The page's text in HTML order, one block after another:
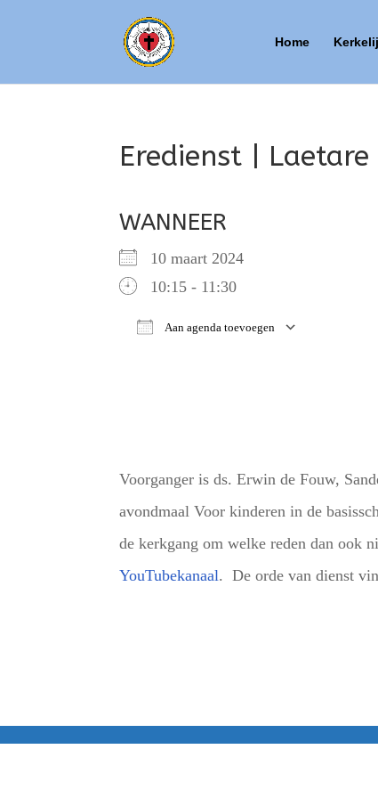
Home
Eredienst | Laetare
WANNEER
10 maart 2024
10:15 - 11:30
Aan agenda toevoegen
Voorganger is ds. Erwin de Fouw,
avondmaal Voor kinderen in de
de kerkgang om welke reden dan ook
YouTubekanaal. De orde van dienst